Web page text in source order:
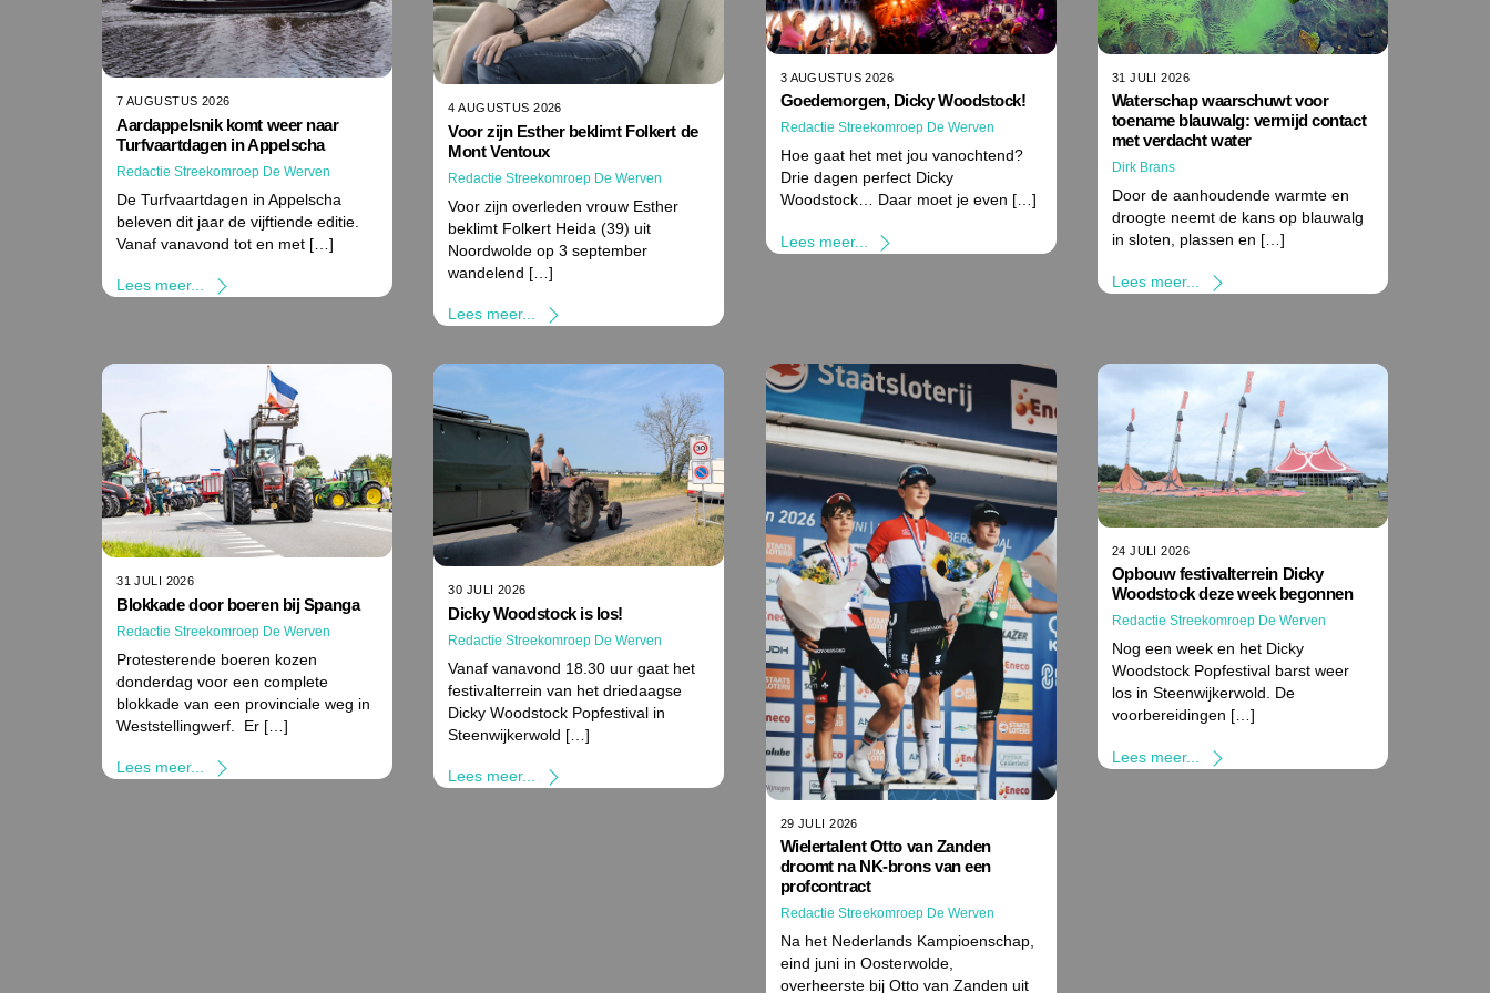
7 AUGUSTUS 2026
Aardappelsnik komt weer naar
Turfvaartdagen in Appelscha
Redactie Streekomroep De Werven
De Turfvaartdagen in Appelscha
beleven dit jaar de vijftiende editie.
Vanaf vanavond tot en met […]
Lees meer...
4 AUGUSTUS 2026
Voor zijn Esther beklimt Folkert de
Mont Ventoux
Redactie Streekomroep De Werven
Voor zijn overleden vrouw Esther
beklimt Folkert Heida (39) uit
Noordwolde op 3 september
wandelend […]
Lees meer...
3 AUGUSTUS 2026
Goedemorgen, Dicky Woodstock!
Redactie Streekomroep De Werven
Hoe gaat het met jou vanochtend?
Drie dagen perfect Dicky
Woodstock… Daar moet je even […]
Lees meer...
31 JULI 2026
Waterschap waarschuwt voor
toename blauwalg: vermijd contact
met verdacht water
Dirk Brans
Door de aanhoudende warmte en
droogte neemt de kans op blauwalg
in sloten, plassen en […]
Lees meer...
31 JULI 2026
Blokkade door boeren bij Spanga
Redactie Streekomroep De Werven
Protesterende boeren kozen
donderdag voor een complete
blokkade van een provinciale weg in
Weststellingwerf. Er […]
Lees meer...
30 JULI 2026
Dicky Woodstock is los!
Redactie Streekomroep De Werven
Vanaf vanavond 18.30 uur gaat het
festivalterrein van het driedaagse
Dicky Woodstock Popfestival in
Steenwijkerwold […]
Lees meer...
29 JULI 2026
Wielertalent Otto van Zanden
droomt na NK-brons van een
profcontract
Redactie Streekomroep De Werven
Na het Nederlands Kampioenschap,
eind juni in Oosterwolde,
overheerste bij Otto van Zanden uit
24 JULI 2026
Opbouw festivalterrein Dicky
Woodstock deze week begonnen
Redactie Streekomroep De Werven
Nog een week en het Dicky
Woodstock Popfestival barst weer
los in Steenwijkerwold. De
voorbereidingen […]
Lees meer...